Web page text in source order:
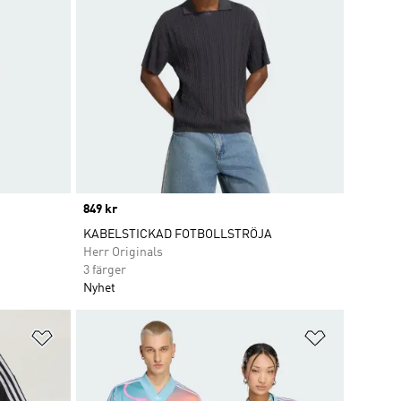
Price
849 kr
KABELSTICKAD FOTBOLLSTRÖJA
Herr Originals
3 färger
Nyhet
Lägg till på önskelistan